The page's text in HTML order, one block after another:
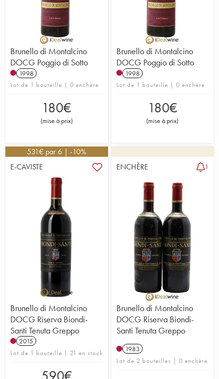
Brunello di Montalcino
DOCG Poggio di Sotto
1998
Lot de 1 bouteille | 0 enchère
180€
(mise à prix)
Brunello di Montalcino
DOCG Poggio di Sotto
1998
Lot de 1 bouteille | 0 enchère
180€
(mise à prix)
531€ par 6 | -10%
E-CAVISTE
Brunello di Montalcino
DOCG Riserva Biondi-
Santi Tenuta Greppo
2015
Lot de 1 bouteille | 21 en stock
ENCHÈRE 1
Brunello di Montalcino
DOCG Riserva Biondi-
Santi Tenuta Greppo
1983
Lot de 2 bouteilles | 0 enchère